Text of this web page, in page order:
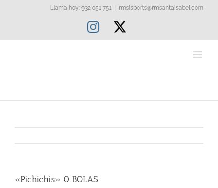
Llama hoy: 932 051 751 rmsisports@rmsantaisabel.com
Instagram
«Pichichis» 0 BOLAS